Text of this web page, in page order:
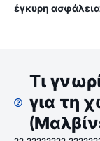
έγκυρη
Τι
για τη